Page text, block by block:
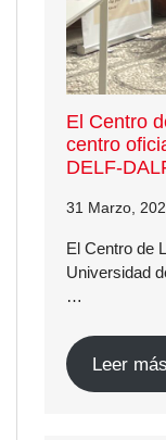
El Centro
centro
DELF-
31 Marzo,
El Centro de
Universidad
…
Leer más